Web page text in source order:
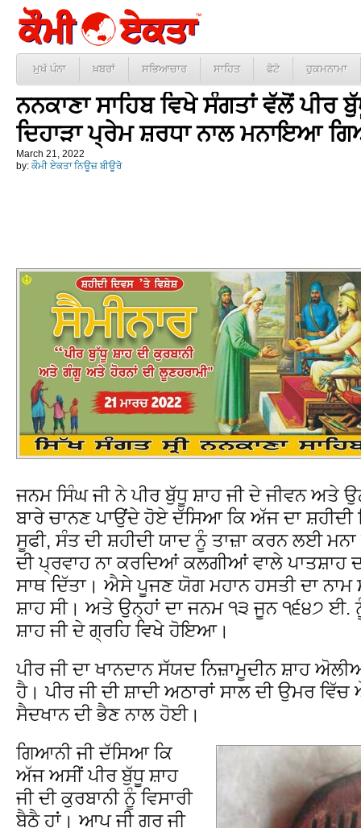
ਮੁਖੱ ਪੰਨਾ ਖ਼ਬਰਾਂ ਸਭਿਆਚਾਰ ਸਾਹਿਤ ਫੋਟੋ ਹੁਕਮਨਾਮਾ
ਨਨਕਾਣਾ ਸਾਹਿਬ ਵਿਖੇ ਸੰਗਤਾਂ ਵੱਲੋਂ ਪੀਰ
ਦਿਹਾੜਾ ਪ੍ਰੇਮ ਸ਼ਰਧਾ ਨਾਲ ਮਨਾਇਆ
March 21, 2022
by: ਕੌਮੀ ਏਕਤਾ ਨਿਊਜ਼ ਬੀਊਰੋ
ਜਨਮ ਸਿੰਘ ਜੀ ਨੇ ਪੀਰ ਬੁੱਧੂ ਸ਼ਾਹ ਜੀ ਦੇ ਜੀਵਨ ਅਤੇ
ਬਾਰੇ ਚਾਨਣ ਪਾਉਂਦੇ ਹੋਏ ਦੱਸਿਆ ਕਿ ਅੱਜ ਦਾ ਸ਼ਹੀਦੀ
ਸੂਫੀ, ਸੰਤ ਦੀ ਸ਼ਹੀਦੀ ਯਾਦ ਨੂੰ ਤਾਜ਼ਾ ਕਰਨ ਲਈ
ਦੀ ਪ੍ਰਵਾਹ ਨਾ ਕਰਦਿਆਂ ਕਲਗੀਆਂ ਵਾਲੇ ਪਾਤਸ਼ਾਹ
ਸਾਥ ਦਿੱਤਾ। ਐਸੇ ਪੂਜਣ ਯੋਗ ਮਹਾਨ ਹਸਤੀ ਦਾ
ਸ਼ਾਹ ਸੀ। ਅਤੇ ਉਨ੍ਹਾਂ ਦਾ ਜਨਮ ੧੩ ਜੂਨ ੧੬੪੭
ਸ਼ਾਹ ਜੀ ਦੇ ਗ੍ਰਹਿ ਵਿਖੇ ਹੋਇਆ।
ਪੀਰ ਜੀ ਦਾ ਖਾਨਦਾਨ ਸੱਯਦ ਨਿਜ਼ਾਮੂਦੀਨ ਸ਼ਾਹ
ਹੈ। ਪੀਰ ਜੀ ਦੀ ਸ਼ਾਦੀ ਅਠਾਰਾਂ ਸਾਲ ਦੀ ਉਮਰ
ਸੈਦਖਾਨ ਦੀ ਭੈਣ ਨਾਲ ਹੋਈ।
ਗਿਆਨੀ ਜੀ ਦੱਸਿਆ ਕਿ
ਅੱਜ ਅਸੀਂ ਪੀਰ ਬੁੱਧੂ ਸ਼ਾਹ
ਜੀ ਦੀ ਕੁਰਬਾਨੀ ਨੂੰ ਵਿਸਾਰੀ
ਬੈਠੈ ਹਾਂ। ਆਪ ਜੀ ਗੁਰੂ ਜੀ